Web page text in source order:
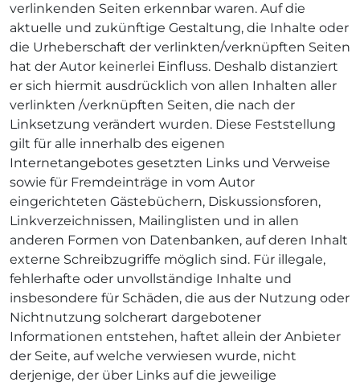
verlinkenden Seiten erkennbar waren. Auf die
aktuelle und zukünftige Gestaltung, die Inhalte oder
die Urheberschaft der verlinkten/verknüpften Seiten
hat der Autor keinerlei Einfluss. Deshalb distanziert
er sich hiermit ausdrücklich von allen Inhalten aller
verlinkten /verknüpften Seiten, die nach der
Linksetzung verändert wurden. Diese Feststellung
gilt für alle innerhalb des eigenen
Internetangebotes gesetzten Links und Verweise
sowie für Fremdeinträge in vom Autor
eingerichteten Gästebüchern, Diskussionsforen,
Linkverzeichnissen, Mailinglisten und in allen
anderen Formen von Datenbanken, auf deren Inhalt
externe Schreibzugriffe möglich sind. Für illegale,
fehlerhafte oder unvollständige Inhalte und
insbesondere für Schäden, die aus der Nutzung oder
Nichtnutzung solcherart dargebotener
Informationen entstehen, haftet allein der Anbieter
der Seite, auf welche verwiesen wurde, nicht
derjenige, der über Links auf die jeweilige